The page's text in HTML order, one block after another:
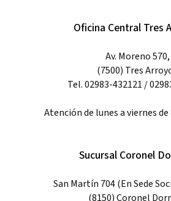
Oficina Central Tres
Av. Moreno 570,
(7500) Tres
Tel. 02983-432121 /
Atención de lunes a viernes de
Sucursal Coronel
San Martín 704 (En Sede
(8150) Coronel